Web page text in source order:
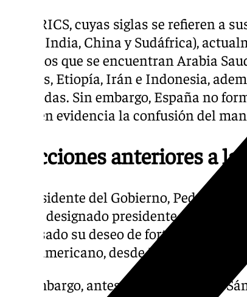
Los BRICS, cuyas siglas se refieren a
Rusia, India, China y Sudáfrica),
entre los que se encuentran Arabia
Unidos, Etiopía, Irán e Indonesia,
asociadas. Sin embargo, España no
pone en evidencia la confusión del
Reacciones anteriores a la
El presidente del Gobierno, Pedro
recién designado presidente de
expresado su deseo de fortalecer la
norteamericano, desde España y el
Sin embargo, antes de este mensaje,